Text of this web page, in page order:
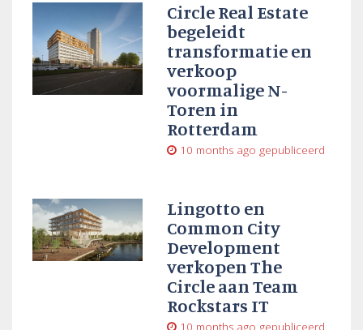
Circle Real Estate
begeleidt
transformatie en
verkoop
voormalige N-
Toren in
Rotterdam
10 months ago gepubliceerd
Lingotto en
Common City
Development
verkopen The
Circle aan Team
Rockstars IT
10 months ago gepubliceerd